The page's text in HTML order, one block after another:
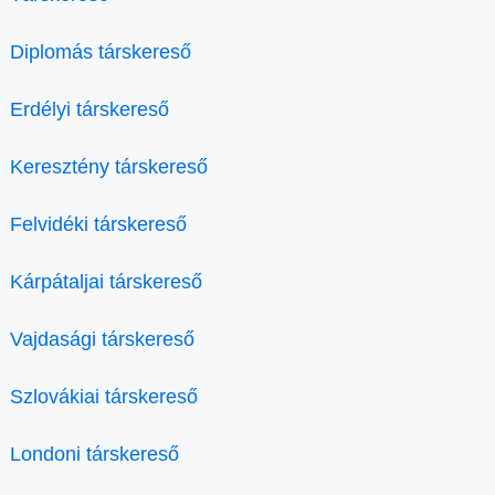
Diplomás társkereső
Erdélyi társkereső
Keresztény társkereső
Felvidéki társkereső
Kárpátaljai társkereső
Vajdasági társkereső
Szlovákiai társkereső
Londoni társkereső